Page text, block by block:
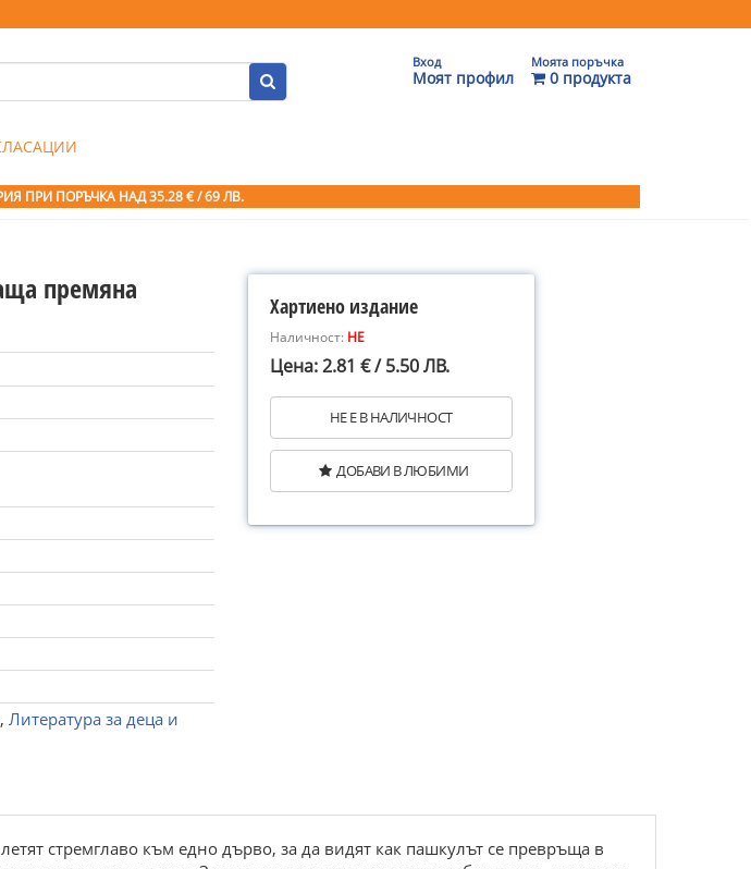
Вход
Моят профил
Моята поръчка
0 продукта
ПРИ ПОРЪЧКА НАД 35.28 € / 69 ЛВ.
премяна
, Литература за деца и
Хартиено издание
Наличност: НЕ
Цена: 2.81 € / 5.50 ЛВ.
НЕ Е В НАЛИЧНОСТ
ДОБАВИ В ЛЮБИМИ
стремглаво към едно дърво, за да видят как пашкулът се превръща в